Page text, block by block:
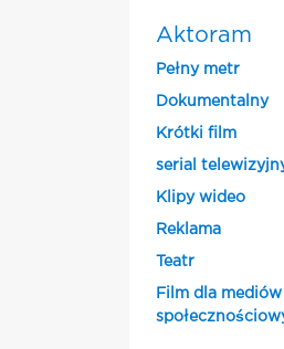
Aktoram
Pełny metr
Dokumentalny
Krótki film
serial
Klipy wideo
Reklama
Teatr
Film dla mediów